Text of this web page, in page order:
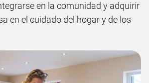
en la comunidad y adquirir
en el cuidado del hogar y de los